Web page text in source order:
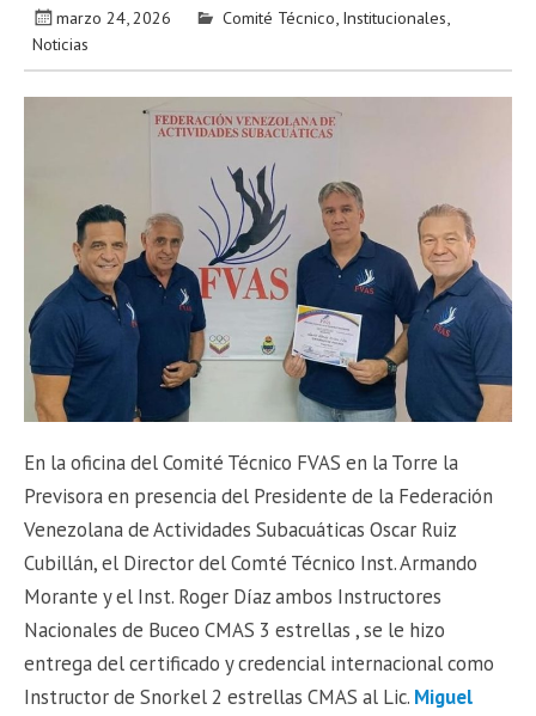
marzo 24, 2026 Comité Técnico Institucionales
Noticias
En la oficina del Comité Técnico FVAS en la Torre la
Previsora en presencia del Presidente de la Federación
Venezolana de Actividades Subacuáticas Oscar Ruiz
Cubillán, el Director del Comté Técnico Inst. Armando
Morante y el Inst. Roger Díaz ambos Instructores
Nacionales de Buceo CMAS 3 estrellas , se le hizo
entrega del certificado y credencial internacional como
Instructor de Snorkel 2 estrellas CMAS al Lic. Miguel